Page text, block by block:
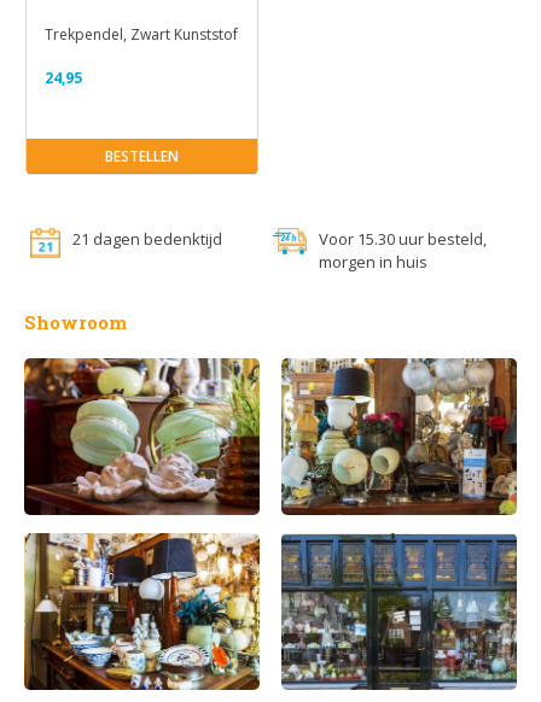
Trekpendel, Zwart Kunststof
24,95
BESTELLEN
21 dagen bedenktijd
Voor 15.30 uur besteld,
morgen in huis
Showroom